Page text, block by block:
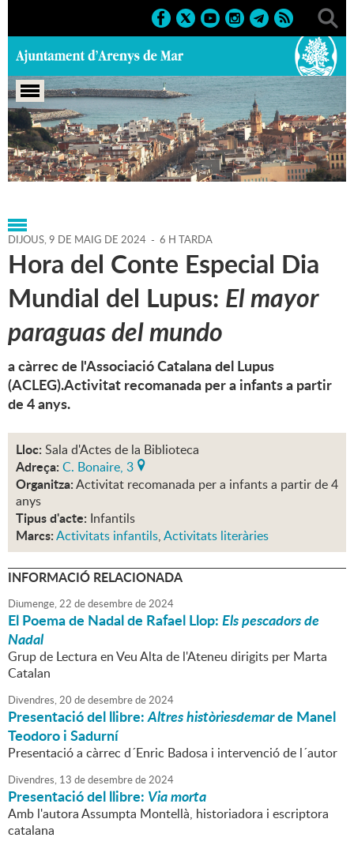
Portada > Agenda > 09-05-
2024 > Marcs > Culturals > 2024 > Activitats literàries
DIJOUS,9 DE MAIG DE 2024 - 6 H TARDA
Hora del Conte Especial Dia
Mundial del Lupus: El mayor
paraguas del mundo
a càrrec de l'Associació Catalana del Lupus
(ACLEG).Activitat recomanada per a infants a partir
de 4 anys.
Lloc: Sala d'Actes de la Biblioteca
Adreça: C. Bonaire, 3
Organitza:Activitat recomanada per a infants a partir de 4
anys
Tipus d'acte: Infantils
Marcs:Activitats infantils,Activitats literàries
INFORMACIÓ RELACIONADA
Diumenge,22 dedesembrede2024
El Poema de Nadal de Rafael Llop:Els pescadors de
Nadal
Grup de Lectura en Veu Alta de l'Ateneu dirigits per Marta
Catalan
Divendres,20 dedesembrede2024
Presentació del llibre:Altres històriesdemarde Manel
Teodoro i Sadurní
Presentació a càrrec d´Enric Badosa i intervenció de l´autor
Divendres, 13 dedesembrede2024
Presentació del llibre: Via morta
Amb l'autora Assumpta Montellà, historiadora i escriptora
catalana